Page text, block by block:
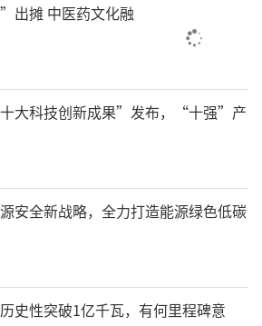
出摊 中医药文化融
大科技创新成果”发布，“十强”产
安全新战略，全力打造能源绿色低碳
史性突破1亿千瓦，有何里程碑意